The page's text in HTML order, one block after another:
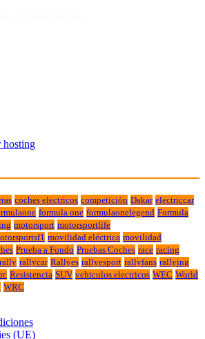
coches electricos competición Dakar electriccar
formula one formulaonelegend Formula
motorsport motorsportlife
movilidad eléctrica movilidad
Prueba a Fondo Pruebas Coches race racing
rally rallycar Rallyes rallyesport rallyfans rallying
Resistencia SUV vehiculos electricos WEC World
WRC
(UE)